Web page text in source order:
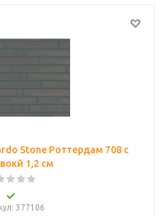
Stone Роттердам 708 с
1,2 см
: 377106